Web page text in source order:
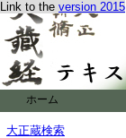
Link to the version 2015
ホーム
大正蔵検索